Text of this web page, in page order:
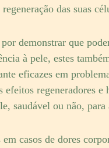
das suas
por demonstrar que
à pele, estes
eficazes em
efeitos regeneradores e
saudável ou não,
casos de dores